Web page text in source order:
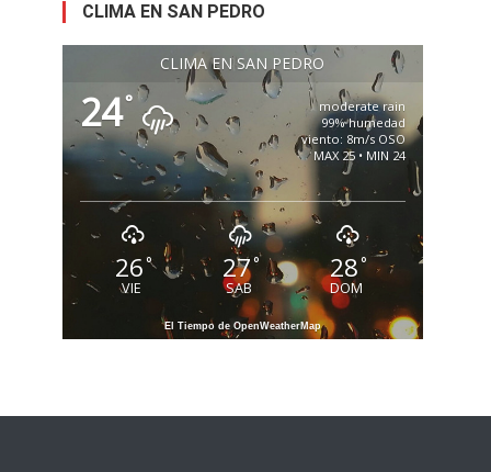
CLIMA EN SAN PEDRO
CLIMA EN SAN PEDRO
24°
moderate rain
99% humedad
viento: 8m/s OSO
MAX 25 • MIN 24
26°
VIE
27°
SAB
28°
DOM
El Tiempo de OpenWeatherMap